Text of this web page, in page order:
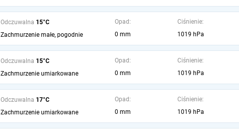
Odczuwalna 15°C
Zachmurzenie małe, pogodnie
Opad:
0 mm
Ciśnienie:
1019 hPa
Odczuwalna 15°C
Zachmurzenie umiarkowane
Opad:
0 mm
Ciśnienie:
1019 hPa
Odczuwalna 17°C
Zachmurzenie umiarkowane
Opad:
0 mm
Ciśnienie:
1019 hPa